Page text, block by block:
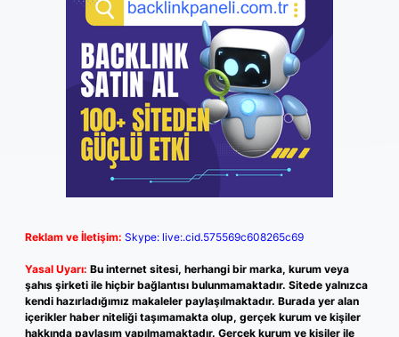
Reklam ve İletişim: Skype: live:.cid.575569c608265c69
Yasal Uyarı: Bu internet sitesi, herhangi bir marka, kurum veya
şahıs şirketi ile hiçbir bağlantısı bulunmamaktadır. Sitede yalnızca
kendi hazırladığımız makaleler paylaşılmaktadır. Burada yer alan
içerikler haber niteliği taşımamakta olup, gerçek kurum ve kişiler
hakkında paylaşım yapılmamaktadır. Gerçek kurum ve kişiler ile